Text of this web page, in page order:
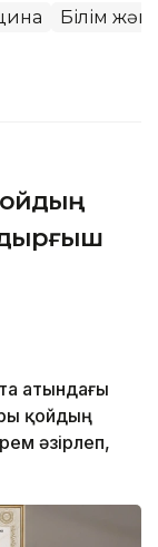
Білім
атындағы
қойдың
әзірлеп,